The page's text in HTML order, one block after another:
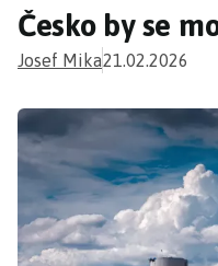
Česko by se
Josef Mika21.02.2026